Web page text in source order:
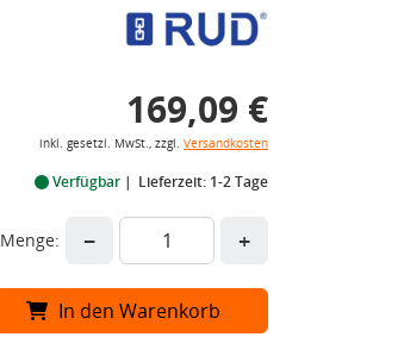
169,09 €
inkl. gesetzl. MwSt., zzgl. Versandkosten
Verfügbar Lieferzeit: 1-2 Tage
Menge: − +
In den Warenkorb